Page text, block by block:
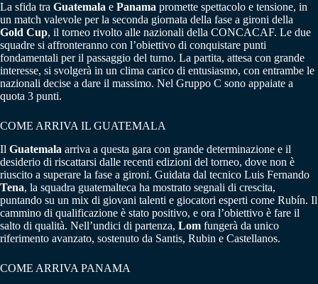
La sfida tra Guatemala e Panama promette spettacolo e tensione, in
un match valevole per la seconda giornata della fase a gironi della
Gold Cup, il torneo rivolto alle nazionali della CONCACAF. Le due
squadre si affronteranno con l’obiettivo di conquistare punti
fondamentali per il passaggio del turno. La partita, attesa con grande
interesse, si svolgerà in un clima carico di entusiasmo, con entrambe le
nazionali decise a dare il massimo. Nel Gruppo C sono appaiate a
quota 3 punti.
COME ARRIVA IL GUATEMALA
Il Guatemala arriva a questa gara con grande determinazione e il
desiderio di riscattarsi dalle recenti edizioni del torneo, dove non è
riuscito a superare la fase a gironi. Guidata dal tecnico Luis Fernando
Tena, la squadra guatemalteca ha mostrato segnali di crescita,
puntando su un mix di giovani talenti e giocatori esperti come Rubín. Il
cammino di qualificazione è stato positivo, e ora l’obiettivo è fare il
salto di qualità. Nell’undici di partenza, Lom fungerà da unico
riferimento avanzato, sostenuto da Santis, Rubin e Castellanos.
COME ARRIVA PANAMA